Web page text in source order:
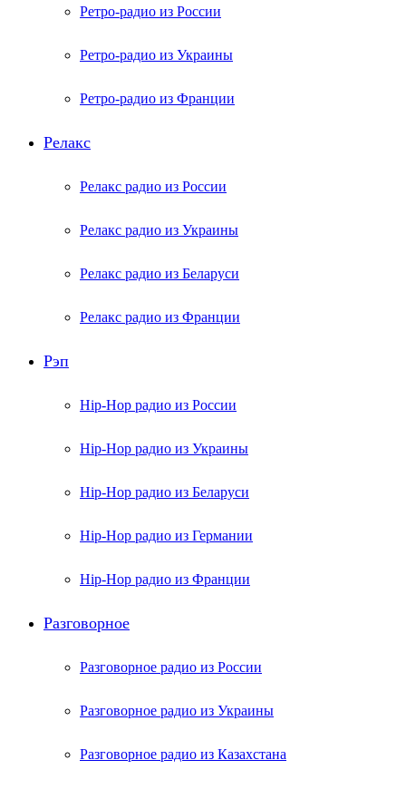
Ретро-радио из России
Ретро-радио из Украины
Ретро-радио из Франции
Релакс
Релакс радио из России
Релакс радио из Украины
Релакс радио из Беларуси
Релакс радио из Франции
Рэп
Hip-Hop радио из России
Hip-Hop радио из Украины
Hip-Hop радио из Беларуси
Hip-Hop радио из Германии
Hip-Hop радио из Франции
Разговорное
Разговорное радио из России
Разговорное радио из Украины
Разговорное радио из Казахстана